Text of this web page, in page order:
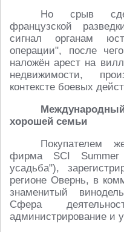
Но срыв
французской
сигнал органам
операции", после
наложён арест на
недвижимости,
контексте боевых
хорошей семьи
Покупателем
фирма SCI
усадьба"),
регионе Овернь, в
знаменитый
Сфера
администрирование и